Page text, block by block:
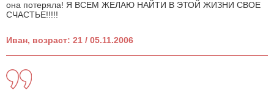
она потеряла! Я ВСЕМ ЖЕЛАЮ НАЙТИ В ЭТОЙ ЖИЗНИ СВОЕ
СЧАСТЬЕ!!!!!
Иван, возраст: 21 / 05.11.2006